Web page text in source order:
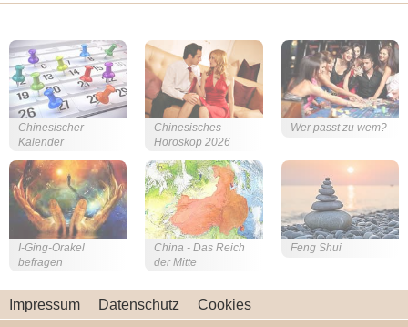
Chinesischer
Kalender
Chinesisches
Horoskop 2026
Wer passt zu wem?
I-Ging-Orakel
befragen
China - Das Reich
der Mitte
Feng Shui
Impressum Datenschutz Cookies